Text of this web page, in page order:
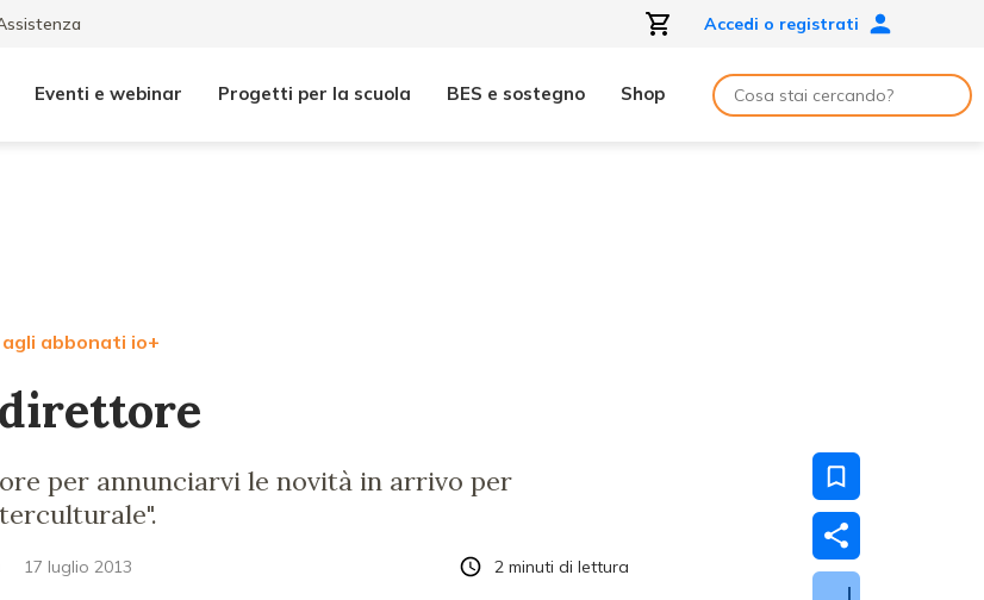
Accedi o registrati
Eventi e webinar Progetti per la scuola BES e sostegno Shop
abbonati io+
per annunciarvi le novità in arrivo per
17 luglio 2013 2 minuti di lettura